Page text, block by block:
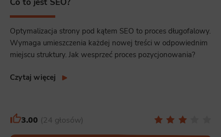
Optymalizacja strony pod kątem SEO to proces długofalowy.
Wymaga umieszczenia każdej nowej treści w odpowiednim
miejscu struktury. Jak wesprzeć proces pozycjonowania?
Czytaj więcej
3.00 24 głosów